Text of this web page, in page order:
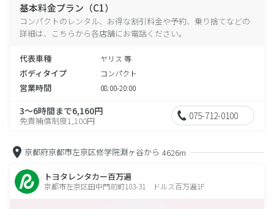
基本料金プラン（C1）
コンパクトのレンタル、お得な割引料金や予約、乗り捨てなどの
詳細は、こちらから各店舗にお電話ください。
代表車種 ヤリス 等
ボディタイプ コンパクト
営業時間 08:00-20:00
3～6時間まで6,160円
免責補償制度1,100円 075-712-0100
京都府京都市左京区修学院淵ヶ谷から 4626m
トヨタレンタカー百万遍
京都市左京区田中門前町103-31 ドルス百万遍1F